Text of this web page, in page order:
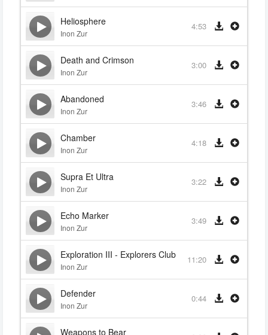
Heliosphere
Inon Zur
4:53
Death and Crimson
Inon Zur
3:00
Abandoned
Inon Zur
3:46
Chamber
Inon Zur
4:18
Supra Et Ultra
Inon Zur
3:22
Echo Marker
Inon Zur
3:49
Exploration III - Explorers Club
Inon Zur
11:20
Defender
Inon Zur
0:44
Weapons to Bear